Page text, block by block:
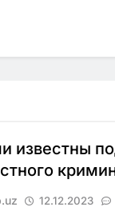
известны
12.12.2023